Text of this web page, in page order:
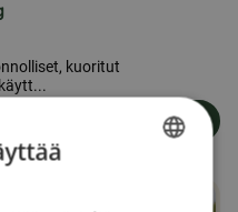
kuoritut